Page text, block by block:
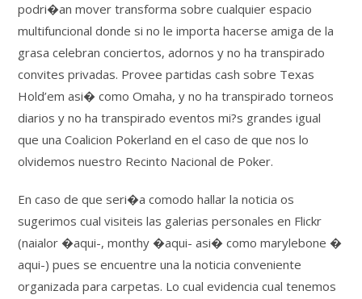
podri�an mover transforma sobre cualquier espacio
multifuncional donde si no le importa hacerse amiga de la
grasa celebran conciertos, adornos y no ha transpirado
convites privadas. Provee partidas cash sobre Texas
Hold’em asi� como Omaha, y no ha transpirado torneos
diarios y no ha transpirado eventos mi?s grandes igual
que una Coalicion Pokerland en el caso de que nos lo
olvidemos nuestro Recinto Nacional de Poker.
En caso de que seri�a comodo hallar la noticia os
sugerimos cual visiteis las galerias personales en Flickr
(naialor �aqui-, monthy �aqui- asi� como marylebone �
aqui-) pues se encuentre una la noticia conveniente
organizada para carpetas. Lo cual evidencia cual tenemos